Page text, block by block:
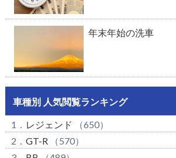
年末年始の洗車
車種別 人気閲覧ランキング
1． レジェンド
（650）
2． GT-R（570）